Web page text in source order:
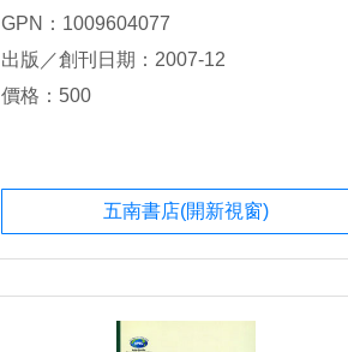
GPN：1009604077
出版／創刊日期：2007-12
價格：500
五南書店(開新視窗)